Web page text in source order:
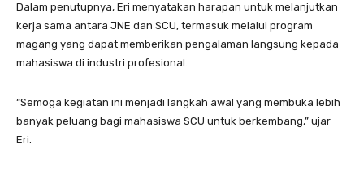
Dalam penutupnya, Eri menyatakan harapan untuk melanjutkan
kerja sama antara JNE dan SCU, termasuk melalui program
magang yang dapat memberikan pengalaman langsung kepada
mahasiswa di industri profesional.
“Semoga kegiatan ini menjadi langkah awal yang membuka lebih
banyak peluang bagi mahasiswa SCU untuk berkembang,” ujar
Eri.